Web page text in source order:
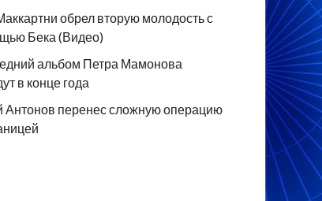
обрел вторую молодость с
Бека (Видео)
альбом Петра Мамонова
в конце года
перенес сложную операцию